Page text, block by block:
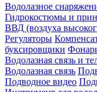
Водолазное
Гидрокостюмы и
ВВД (воздуха
Регуляторы
буксировщики
Водолазная связь и
Водолазная связь
Подводное видео